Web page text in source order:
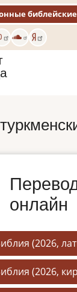
онлайн
(2026,
(2026,